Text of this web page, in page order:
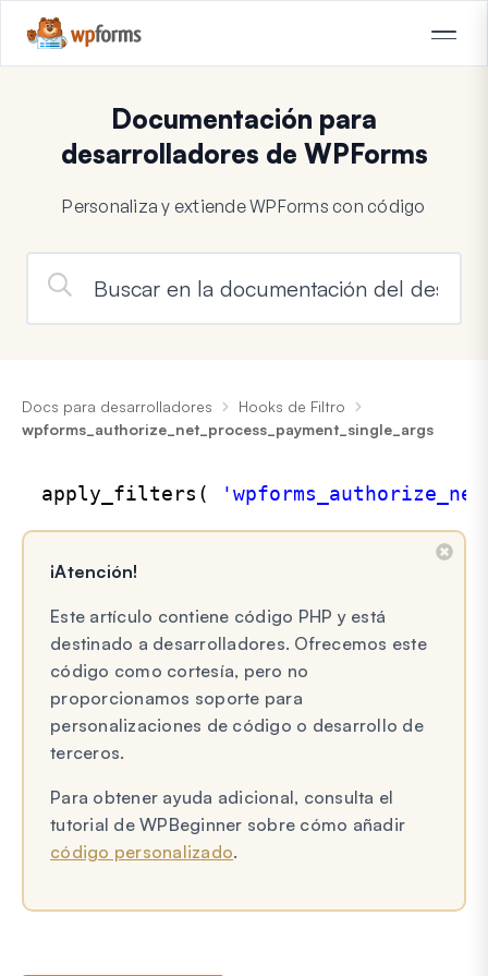
Documentación para
desarrolladores de WPForms
Personaliza y extiende WPForms con código
Docs para desarrolladores
Hooks de Filtro
wpforms_authorize_net_process_payment_single_args
apply_filters(
¡Atención!
Este artículo contiene código PHP y está
destinado a desarrolladores. Ofrecemos este
código como cortesía, pero no
proporcionamos soporte para
personalizaciones de código o desarrollo de
terceros.
Para obtener ayuda adicional, consulta el
tutorial de WPBeginner sobre cómo añadir
código personalizado.